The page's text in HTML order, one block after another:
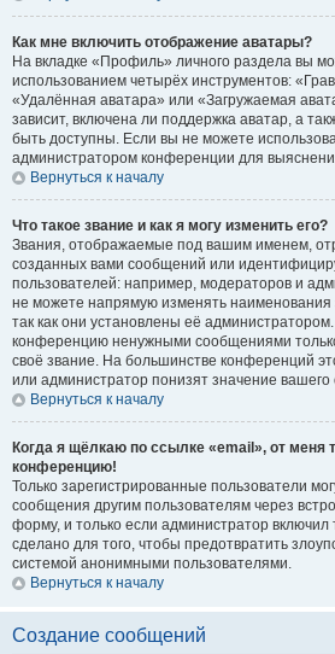
Как мне включить отображение аватары?
На вкладке «Профиль» личного раздела вы
использованием четырёх инструментов:
«Удалённая аватара» или «Загружаемая
зависит, включена ли поддержка аватар, а
быть доступны. Если вы не можете
администратором конференции для
Вернуться к началу
Что такое звание и как я могу изменить его?
Звания, отображаемые под вашим именем,
созданных вами сообщений или
пользователей: например, модераторов и
не можете напрямую изменять
так как они установлены её
конференцию ненужными сообщениями
своё звание. На большинстве конференций
или администратор понизят значение
Вернуться к началу
Когда я щёлкаю по ссылке «email», от меня
конференцию!
Только зарегистрированные пользователи
сообщения другим пользователям через
форму, и только если администратор включил
сделано для того, чтобы предотвратить
системой анонимными пользователями.
Вернуться к началу
Создание сообщений